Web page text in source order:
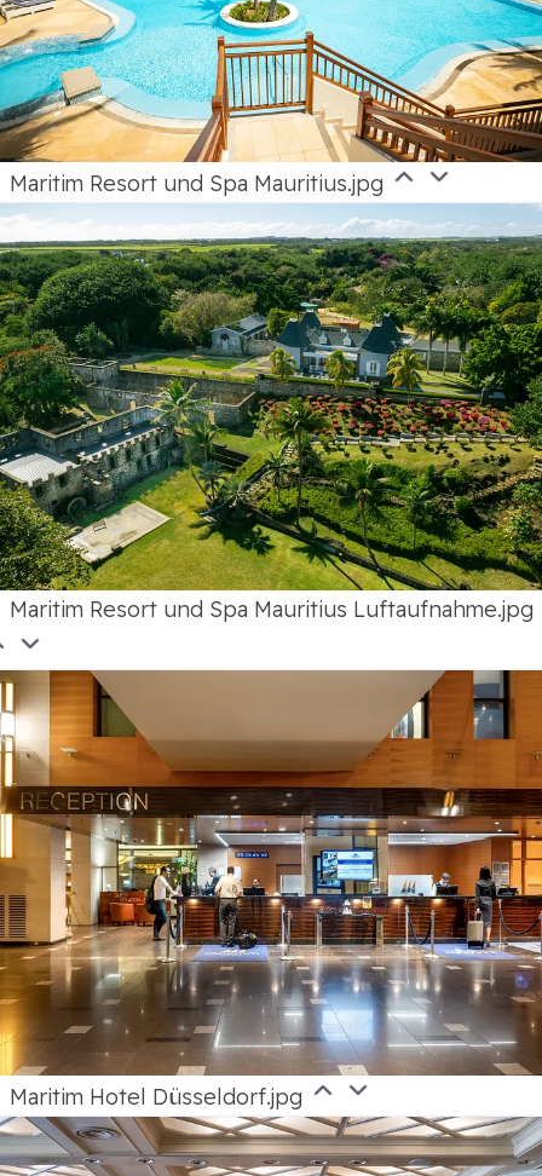
Maritim Resort und Spa Mauritius.jpg
Maritim Resort und Spa Mauritius Luftaufnahme.jpg
Maritim Hotel Düsseldorf.jpg